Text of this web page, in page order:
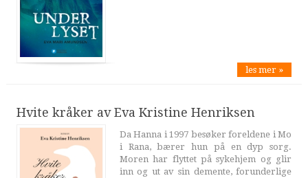
les mer »
Hvite kråker av Eva Kristine Henriksen
Da Hanna i 1997 besøker foreldene i Mo
i Rana, bærer hun på en dyp sorg.
Moren har flyttet på sykehjem og glir
inn og ut av sin demente, forunderlige